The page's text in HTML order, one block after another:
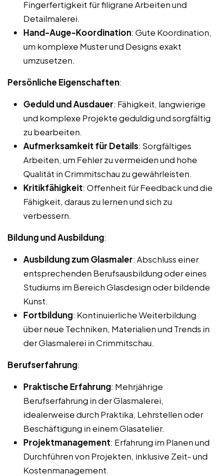
Fingerfertigkeit für filigrane Arbeiten und
Detailmalerei.
Hand-Auge-Koordination: Gute Koordination,
um komplexe Muster und Designs exakt
umzusetzen.
Persönliche Eigenschaften:
Geduld und Ausdauer: Fähigkeit, langwierige
und komplexe Projekte geduldig und sorgfältig
zu bearbeiten.
Aufmerksamkeit für Details: Sorgfältiges
Arbeiten, um Fehler zu vermeiden und hohe
Qualität in Crimmitschau zu gewährleisten.
Kritikfähigkeit: Offenheit für Feedback und die
Fähigkeit, daraus zu lernen und sich zu
verbessern.
Bildung und Ausbildung:
Ausbildung zum Glasmaler: Abschluss einer
entsprechenden Berufsausbildung oder eines
Studiums im Bereich Glasdesign oder bildende
Kunst.
Fortbildung: Kontinuierliche Weiterbildung
über neue Techniken, Materialien und Trends in
der Glasmalerei in Crimmitschau.
Berufserfahrung:
Praktische Erfahrung: Mehrjährige
Berufserfahrung in der Glasmalerei,
idealerweise durch Praktika, Lehrstellen oder
Beschäftigung in einem Glasatelier.
Projektmanagement: Erfahrung im Planen und
Durchführen von Projekten, inklusive Zeit- und
Kostenmanagement.